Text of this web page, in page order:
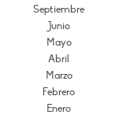
Septiembre
Junio
Mayo
Abril
Marzo
Febrero
Enero